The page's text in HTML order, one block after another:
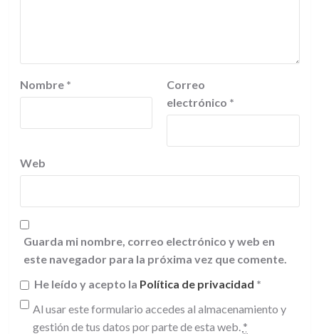
Nombre *
Correo
electrónico *
Web
Guarda mi nombre, correo electrónico y web en
este navegador para la próxima vez que comente.
He leído y acepto la Política de privacidad *
Al usar este formulario accedes al almacenamiento y
gestión de tus datos por parte de esta web. *